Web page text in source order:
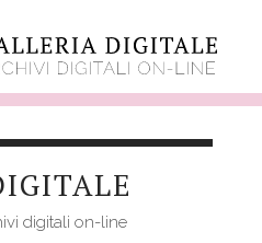
digitali on-line